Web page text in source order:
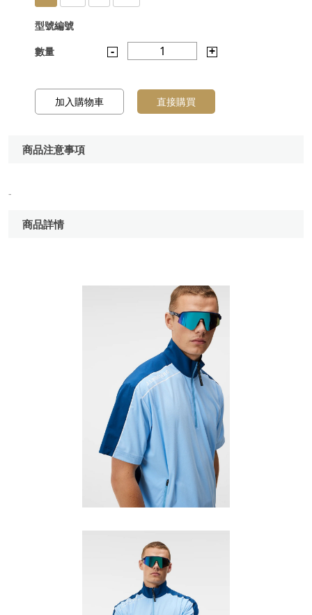
型號編號
數量
- 1 +
加入購物車 直接購買
商品注意事項
-
商品詳情